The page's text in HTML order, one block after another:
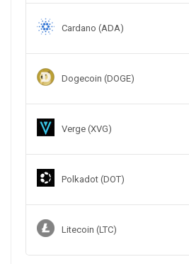
Cardano (ADA)
Dogecoin (DOGE)
Verge (XVG)
Polkadot (DOT)
Litecoin (LTC)